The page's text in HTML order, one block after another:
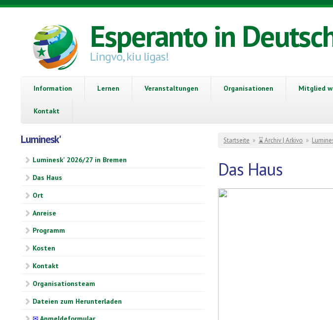
Direkt zum Inhalt
Esperanto in
Lingvo, kiu ligas!
Information Lernen Veranstaltungen Organisationen Mitglied
Kontakt
Luminesk'
Luminesk' 2026/27 in Bremen
Das Haus
Ort
Anreise
Programm
Kosten
Kontakt
Organisationsteam
Dateien zum Herunterladen
Sie sind hier
Startseite » ⌛ Archiv | Arkivo »
Das Haus